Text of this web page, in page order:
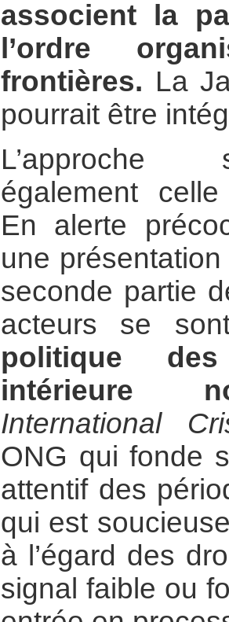
associent la
l’ordre
frontières. La
pourrait être
L’approche
également
En alerte
une
seconde partie
acteurs se
politique
intérieure
International
ONG qui fonde
attentif des
qui est
à l’égard des
signal faible ou